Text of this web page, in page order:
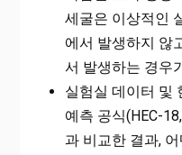
세굴은 이상적인
에서 발생하지 않
서 발생하는 경우
실험실 데이터 및
예측 공식(HEC-
과 비교한 결과,